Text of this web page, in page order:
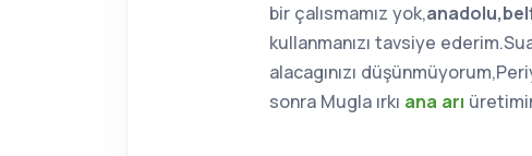
bir çalısmamız yok,
kullanmanızı tavsiye
alacagınızı
sonra Mugla ırkı ana arı